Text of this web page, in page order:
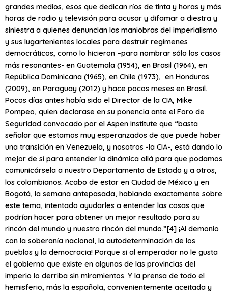
grandes medios, esos que dedican ríos de tinta y horas y más
horas de radio y televisión para acusar y difamar a diestra y
siniestra a quienes denuncian las maniobras del imperialismo
y sus lugartenientes locales para destruir regímenes
democráticos, como lo hicieron –para nombrar sólo los casos
más resonantes- en Guatemala (1954), en Brasil (1964), en
República Dominicana (1965), en Chile (1973), en Honduras
(2009), en Paraguay (2012) y hace pocos meses en Brasil.
Pocos días antes había sido el Director de la CIA, Mike
Pompeo, quien declarase en su ponencia ante el Foro de
Seguridad convocado por el Aspen Institute que “basta
señalar que estamos muy esperanzados de que puede haber
una transición en Venezuela, y nosotros -la CIA-, está dando lo
mejor de sí para entender la dinámica allá para que podamos
comunicársela a nuestro Departamento de Estado y a otros,
los colombianos. Acabo de estar en Ciudad de México y en
Bogotá, la semana antepasada, hablando exactamente sobre
este tema, intentado ayudarles a entender las cosas que
podrían hacer para obtener un mejor resultado para su
rincón del mundo y nuestro rincón del mundo.”[4] ¡Al demonio
con la soberanía nacional, la autodeterminación de los
pueblos y la democracia! Porque si al emperador no le gusta
el gobierno que existe en algunas de las provincias del
imperio lo derriba sin miramientos. Y la prensa de todo el
hemisferio, más la española, convenientemente aceitada y